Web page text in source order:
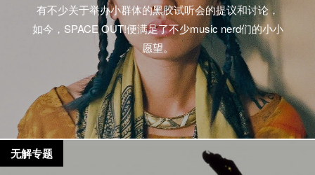
有不少关于举办小群体的黑胶试听会的提议和讨论，
如今，SPACE OUT!便满足了不少music nerd们的小小
愿望。
无解专题